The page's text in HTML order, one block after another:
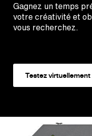
Gagnez un temps
votre créativité et
vous recherchez.
Testez